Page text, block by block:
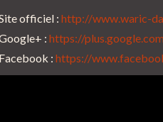
officiel : http://www.waric-
: https://
Facebook : https://